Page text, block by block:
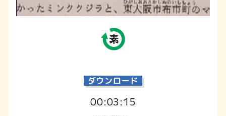
ダウンロード
00:03:15